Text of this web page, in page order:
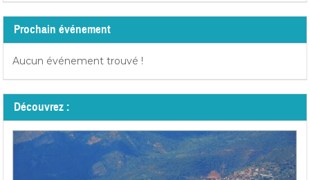
Prochain événement
Aucun événement trouvé !
Découvrez :